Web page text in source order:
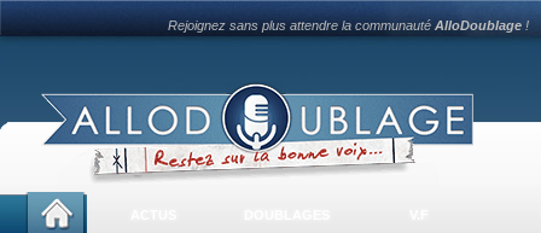
Rejoignez sans plus attendre la communautéAlloDoublage !